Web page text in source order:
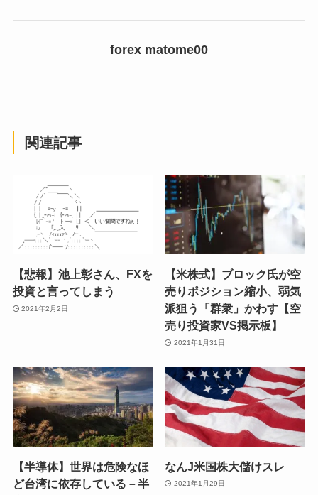
forex matome00
関連記事
【悲報】池上彰さん、FXを
投資と言ってしまう
2021年2月2日
【米株式】ブロック氏が空
売りポジション縮小、弱気
派狙う「群衆」かわす【空
売り投資家VS掲示板】
2021年1月31日
【半導体】世界は危険なほ
ど台湾に依存している－半
なんJ米国株大儲けスレ
2021年1月29日